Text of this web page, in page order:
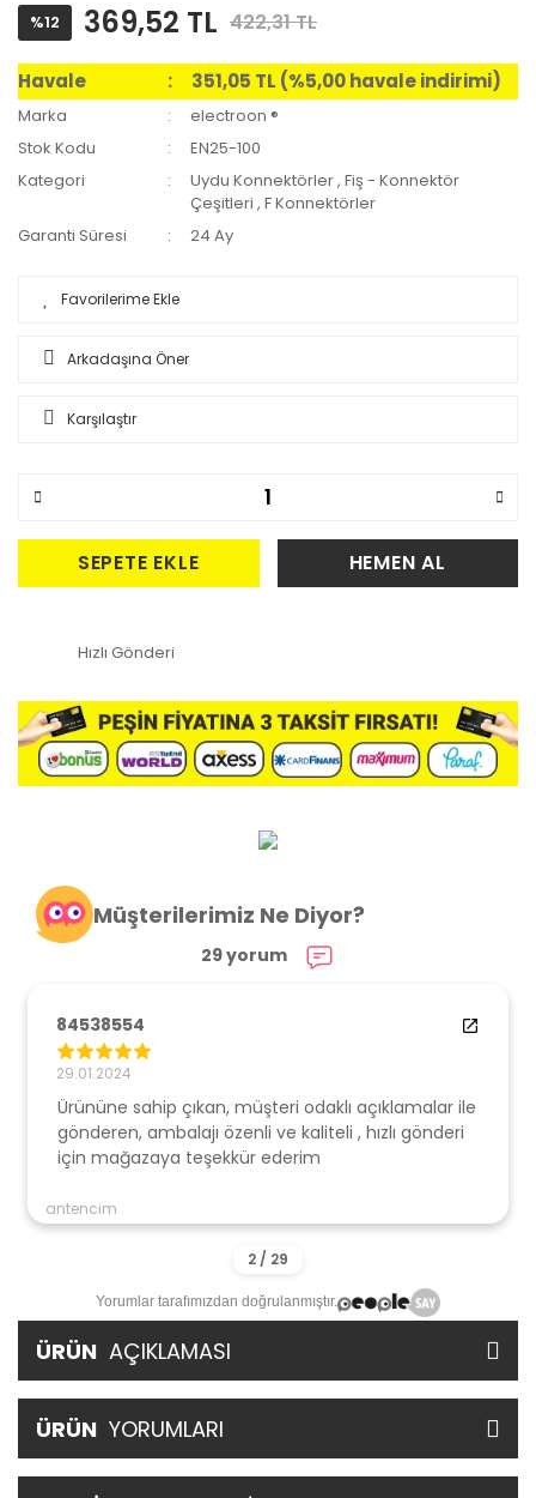
%12 369,52 TL 422,31 TL
Havale 351,05 TL (%5,00 havale indirimi)
Marka
electroon ®
Stok Kodu
EN25-100
Kategori
Uydu Konnektörler,Fiş - Konnektör
Çeşitleri ,F Konnektörler
Garanti Süresi
24 Ay
Arkadaşına Öner
Karşılaştır
SEPETE EKLE HEMEN AL
Hızlı Gönderi
Müşterilerimiz Ne Diyor?
29 yorum
84538554
29.01.2024
Ürününe sahip çıkan, müşteri odaklı açıklamalar ile
gönderen, ambalajı özenli ve kaliteli , hızlı gönderi
için mağazaya teşekkür ederim
antencim
Yorumlar tarafımızdan doğrulanmıştır.
ÜRÜN AÇIKLAMASI
ÜRÜN YORUMLARI